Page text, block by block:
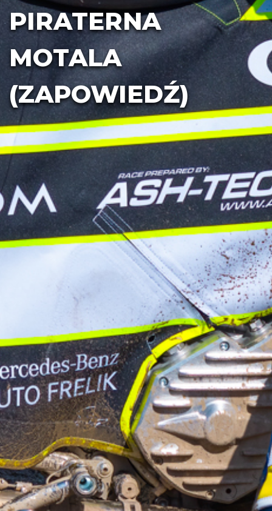
PIRATERNA
MOTALA
(ZAPOWIEDŹ)